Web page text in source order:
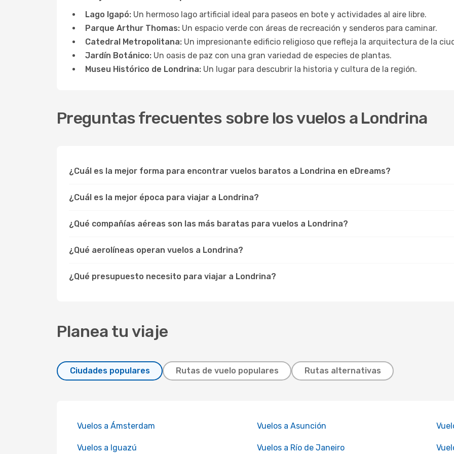
Lago Igapó: Un hermoso lago artificial ideal para paseos en bote y actividades al aire libre.
Parque Arthur Thomas: Un espacio verde con áreas de recreación y senderos para caminar.
Catedral Metropolitana: Un impresionante edificio religioso que refleja la arquitectura de la
Jardín Botánico: Un oasis de paz con una gran variedad de especies de plantas.
Museu Histórico de Londrina: Un lugar para descubrir la historia y cultura de la región.
Preguntas frecuentes sobre los vuelos a Londrina
¿Cuál es la mejor forma para encontrar vuelos baratos a Londrina en eDreams?
¿Cuál es la mejor época para viajar a Londrina?
¿Qué compañías aéreas son las más baratas para vuelos a Londrina?
¿Qué aerolíneas operan vuelos a Londrina?
¿Qué presupuesto necesito para viajar a Londrina?
Planea tu viaje
Ciudades populares Rutas de vuelo populares Rutas alternativas
Vuelos a Ámsterdam Vuelos a Asunción
Vuelos a Iguazú Vuelos a Río de Janeiro